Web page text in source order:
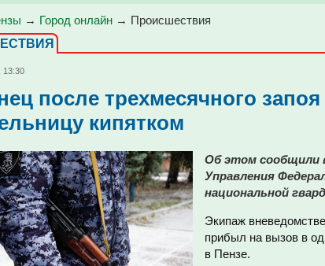
→ Город онлайн → Проиcшествия
13:30
после трехмесячного
кипятком
Об этом сообщили
Управления
национальной
Экипаж
прибыл на вызов в
в Пензе.